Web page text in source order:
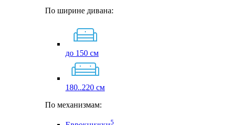
По ширине дивана:
до 150 см
180..220 см
По механизмам:
5